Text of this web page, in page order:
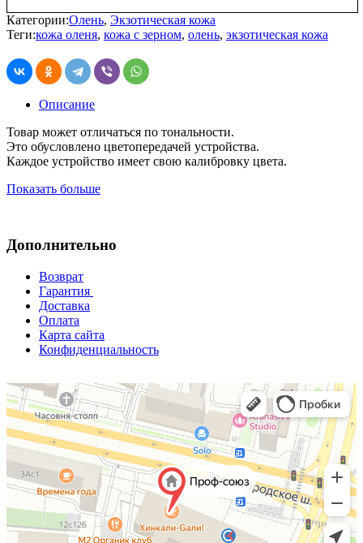
Категории:Олень, Экзотическая кожа
Теги:кожа оленя, кожа с зерном, олень, экзотическая кожа
Описание
Товар может отличаться по тональности.
Это обусловлено цветопередачей устройства.
Каждое устройство имеет свою калибровку цвета.
Показать больше
Дополнительно
Возврат
Гарантия
Доставка
Оплата
Карта сайта
Конфиденциальность